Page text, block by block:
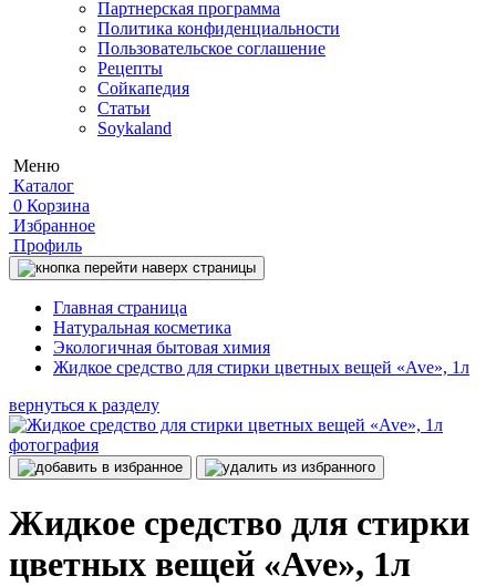
Партнерская программа
Политика конфиденциальности
Пользовательское соглашение
Рецепты
Сойкапедия
Статьи
Soykaland
Меню
Каталог
0 Корзина
Избранное
Профиль
Главная страница
Натуральная косметика
Экологичная бытовая химия
Жидкое средство для стирки цветных вещей «Ave», 1л
вернуться к разделу
Жидкое средство для стирки
цветных вещей «Ave», 1л